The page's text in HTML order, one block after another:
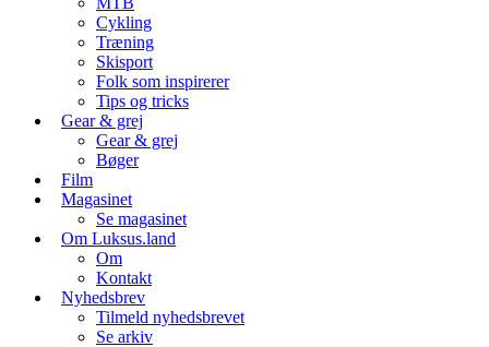
Cykling
Træning
Skisport
Folk som inspirerer
Tips og tricks
Gear & grej
Gear & grej
Bøger
Film
Magasinet
Se magasinet
Om Luksus.land
Om
Kontakt
Nyhedsbrev
Tilmeld nyhedsbrevet
Se arkiv